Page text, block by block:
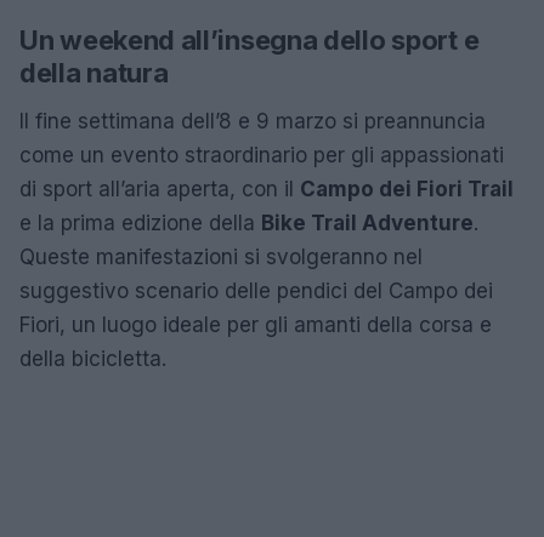
Un weekend all’insegna dello sport e
della natura
Il fine settimana dell’8 e 9 marzo si preannuncia
come un evento straordinario per gli appassionati
di sport all’aria aperta, con il Campo dei Fiori Trail
e la prima edizione della Bike Trail Adventure.
Queste manifestazioni si svolgeranno nel
suggestivo scenario delle pendici del Campo dei
Fiori, un luogo ideale per gli amanti della corsa e
della bicicletta.